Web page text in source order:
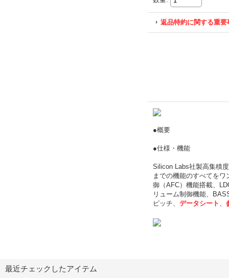
返品特約に関する重要
●概要
●仕様・機能
Silicon Labs社製高集積
までの機能のすべてを
御（AFC）機能搭載、
リューム制御機能、
ピッチ、 データシート 、
最近チェックしたアイテム